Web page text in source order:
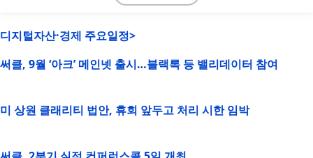
디지털자산·경제 주요일정>
써클, 9월 ‘아크’ 메인넷 출시…블랙록 등 밸리데이터 참여
미 상원 클래리티 법안, 휴회 앞두고 처리 시한 임박